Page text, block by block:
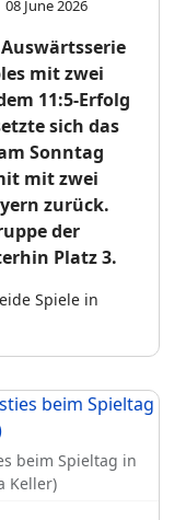
08 June 2026
mit zwei
11:5-Erfolg
sich das
Sonntag
mit zwei
zurück.
der
Platz 3.
Spiele in
beim Spieltag in
Keller)